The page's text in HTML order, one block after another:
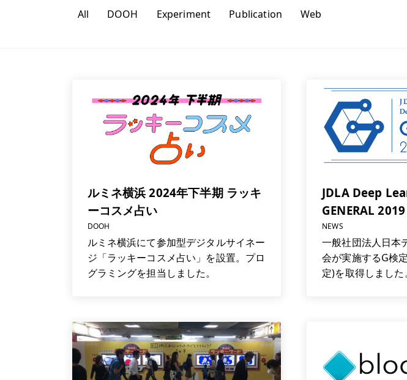
All DOOH Experiment Publication Web
ルミネ横浜 2024年下半期 ラッキ
ーコスメ占い
DOOH
ルミネ横浜にて参加型デジタルサイネー
ジ「ラッキーコスメ占い」を設置。プロ
グラミングを担当しました。
JDLA Deep
GENERAL 2019
NEWS
一般社団法人日本
会が実施するG検
定)を取得しました。